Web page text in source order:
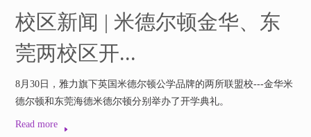
校区新闻 | 米德尔顿金华、东
莞两校区开...
8月30日，雅力旗下英国米德尔顿公学品牌的两所联盟校---金华米
德尔顿和东莞海德米德尔顿分别举办了开学典礼。
Read more